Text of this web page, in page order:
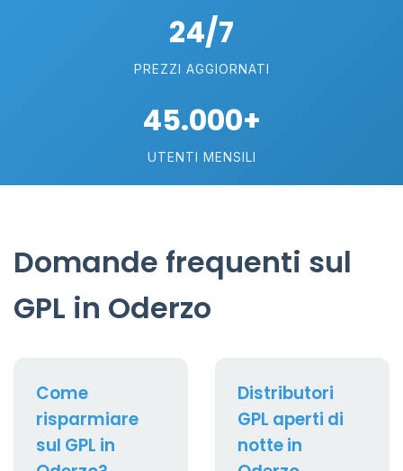
24/7
PREZZI AGGIORNATI
45.000+
UTENTI MENSILI
Domande frequenti sul
GPL in Oderzo
Come
risparmiare
sul GPL in
Distributori
GPL aperti di
notte in